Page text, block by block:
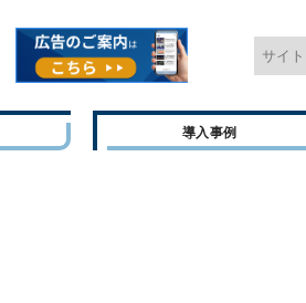
導入事例